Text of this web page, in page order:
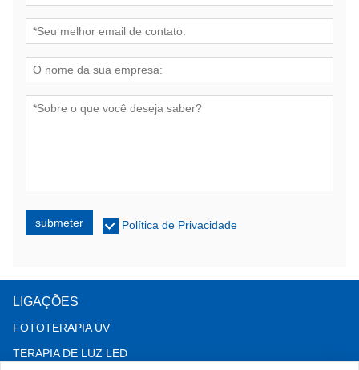
submeter Política de Privacidade
LIGAÇÕES
FOTOTERAPIA UV
TERAPIA DE LUZ LED